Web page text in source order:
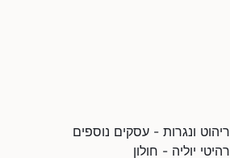
ריהוט ונגרות - עסקים נוספים
רהיטי יוליה - חולון